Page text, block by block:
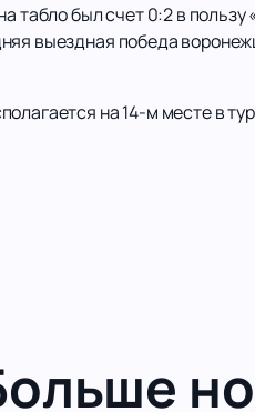
табло был счет 0:2 в
выездная победа
на 14-м месте в